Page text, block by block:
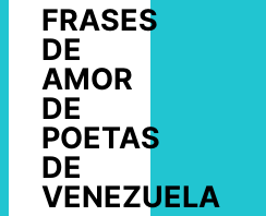
FRASES
DE
AMOR
DE
POETAS
DE
VENEZUELA